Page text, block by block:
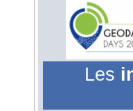
Les